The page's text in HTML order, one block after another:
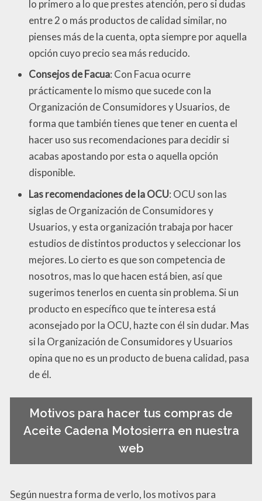
lo primero a lo que prestes atención, pero si dudas
entre 2 o más productos de calidad similar, no
pienses más de la cuenta, opta siempre por aquella
opción cuyo precio sea más reducido.
Consejos de Facua: Con Facua ocurre
prácticamente lo mismo que sucede con la
Organización de Consumidores y Usuarios, de
forma que también tienes que tener en cuenta el
hacer uso sus recomendaciones para decidir si
acabas apostando por esta o aquella opción
disponible.
Las recomendaciones de la OCU: OCU son las
siglas de Organización de Consumidores y
Usuarios, y esta organización trabaja por hacer
estudios de distintos productos y seleccionar los
mejores. Lo cierto es que son competencia de
nosotros, mas lo que hacen está bien, así que
sugerimos tenerlos en cuenta sin problema. Si un
producto en específico que te interesa está
aconsejado por la OCU, hazte con él sin dudar. Mas
si la Organización de Consumidores y Usuarios
opina que no es un producto de buena calidad, pasa
de él.
Motivos para hacer tus compras de
Aceite Cadena Motosierra en nuestra
web
Según nuestra forma de verlo, los motivos para